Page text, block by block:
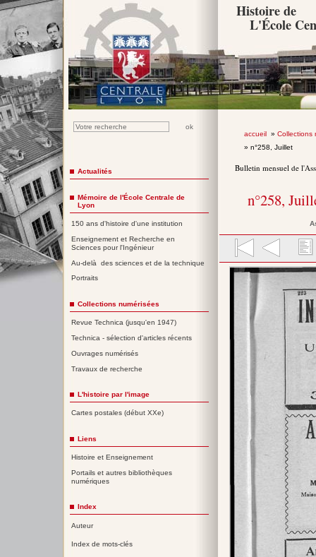
Histoire de
L'École
accueil» Collections
» n°258, Juillet
Bulletin mensuel de
n°258,
Actualités
Mémoire de l'École Centrale de
Lyon
150 ans d'histoire d'une institution
Enseignement et Recherche en
Sciences pour l'Ingénieur
Au-delà des sciences et de la technique
Portraits
Collections numérisées
Revue Technica (jusqu'en 1947)
Technica - sélection d'articles récents
Ouvrages numérisés
Travaux de recherche
L'histoire par l'image
Cartes postales (début XXe)
Liens
Histoire et Enseignement
Portails et autres bibliothèques
numériques
Index
Auteur
Index de mots-clés